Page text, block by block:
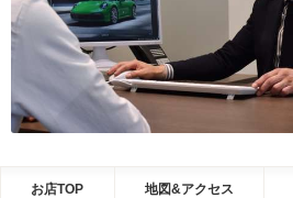
お店TOP 地図&アクセス